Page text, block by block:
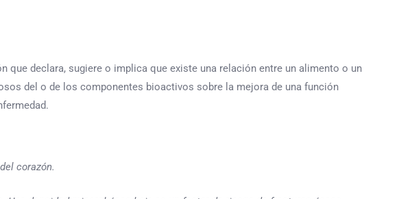
que declara, sugiere o implica que existe una relación entre un alimento o un
del o de los componentes bioactivos sobre la mejora de una función
corazón.